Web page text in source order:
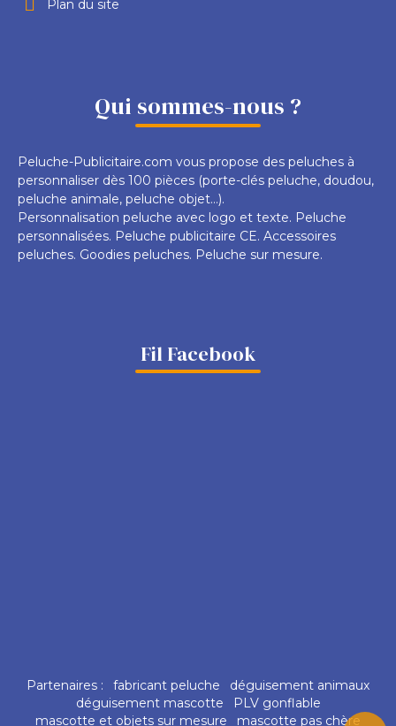
Plan du site
Qui sommes-nous ?
Peluche-Publicitaire.com vous propose des peluches à
personnaliser dès 100 pièces (porte-clés peluche, doudou,
peluche animale, peluche objet...).
Personnalisation peluche avec logo et texte. Peluche
personnalisées. Peluche publicitaire CE. Accessoires
peluches. Goodies peluches. Peluche sur mesure.
Fil Facebook
Partenaires : fabricant peluche
déguisement animaux
déguisement mascotte
PLV gonflable
mascotte et objets sur mesure
mascotte pas chère